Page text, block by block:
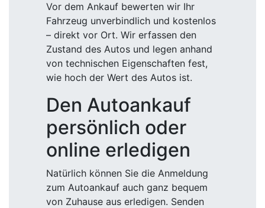
Vor dem Ankauf bewerten wir Ihr
Fahrzeug unverbindlich und kostenlos
– direkt vor Ort. Wir erfassen den
Zustand des Autos und legen anhand
von technischen Eigenschaften fest,
wie hoch der Wert des Autos ist.
Den Autoankauf
persönlich oder
online erledigen
Natürlich können Sie die Anmeldung
zum Autoankauf auch ganz bequem
von Zuhause aus erledigen. Senden